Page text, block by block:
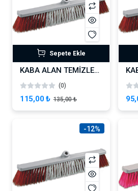
Sepete Ekle
KABA ALAN TEMİZLEME FIRÇASI 60 CM SERT
(0)
115,00 ₺ 135,00 ₺
-12%